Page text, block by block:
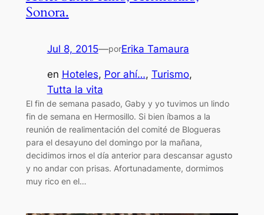
Sonora.
Jul 8, 2015—porErika Tamaura
en Hoteles, Por ahí…, Turismo
Tutta la vita
El fin de semana pasado, Gaby y yo tuvimos un lindo
fin de semana en Hermosillo. Si bien íbamos a la
reunión de realimentación del comité de Blogueras
para el desayuno del domingo por la mañana,
decidimos irnos el día anterior para descansar agusto
y no andar con prisas. Afortunadamente, dormimos
muy rico en el…